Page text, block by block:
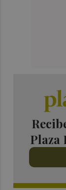
Plaza